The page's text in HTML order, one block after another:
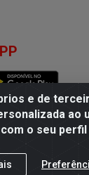
e de
ao
o seu
Distribuidora